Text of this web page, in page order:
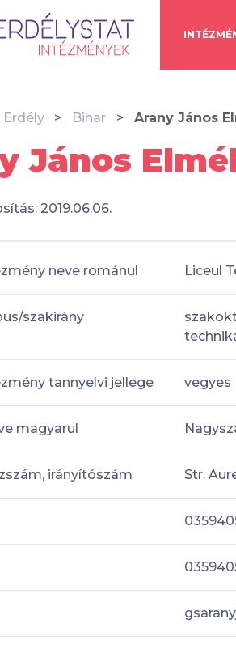
Erdély Bihar Arany János
János
2019.06.06.
neve románul Liceul
szakirány
tannyelvi jellege vegyes
magyarul
irányítószám Str.